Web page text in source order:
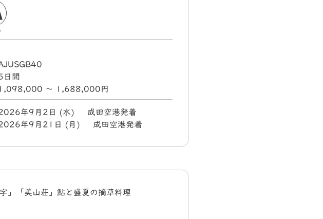
日間
1,098,000 〜 1,688,000円
年9月2日 (水) 成田空港発着
年9月21日 (月) 成田空港発着
」「美山荘」鮎と盛夏の摘草料理